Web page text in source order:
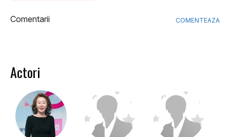
Comentarii COMENTEAZA
Actori